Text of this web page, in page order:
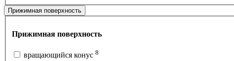
Прижимная поверхность
Прижимная поверхность
вращающийся конус 8